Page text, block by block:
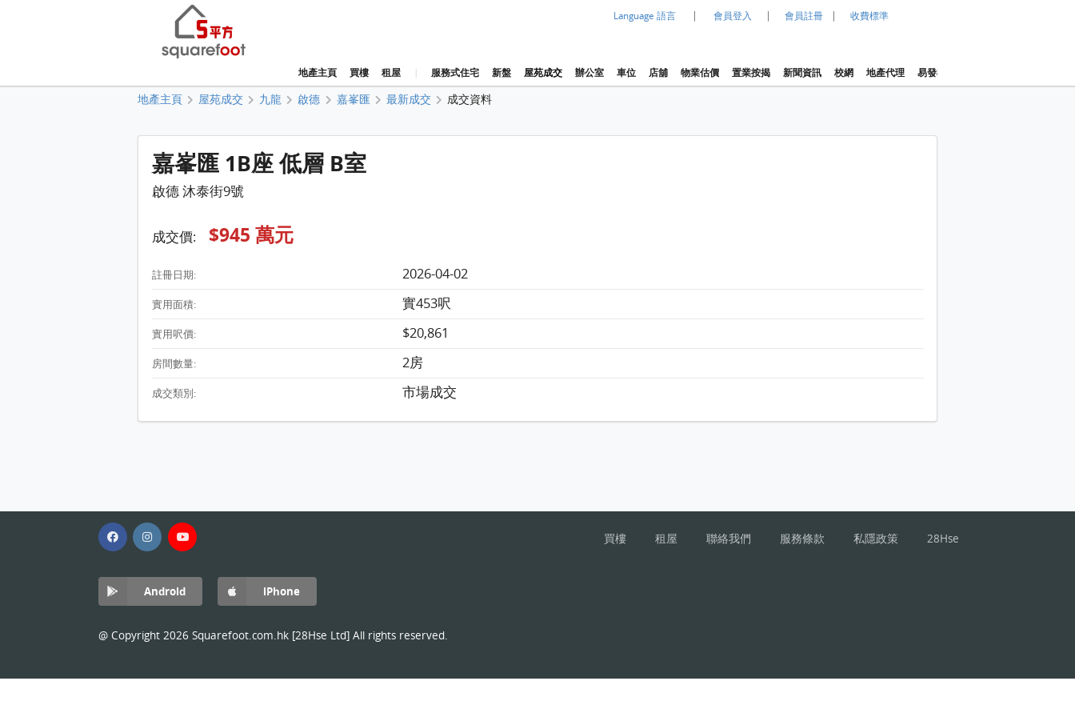
Language 語言 | 會員登入 | 會員註冊 | 收費標準
地產主頁 買樓 租屋 | 服務式住宅 新盤 屋苑成交 辦公室 車位 店舖 物業估價 置業按揭 新聞資訊 校網 地產代理 易發樓價指數
地產主頁 屋苑成交 九龍 啟德 嘉峯匯 最新成交 成交資料
嘉峯匯 1B座 低層 B室
啟德 沐泰街9號
成交價: $945 萬元
註冊日期: 2026-04-02
實用面積: 實453呎
實用呎價: $20,861
房間數量: 2房
成交類別: 市場成交
買樓 租屋 聯絡我們 服務條款 私隱政策 28Hse
Android iPhone
@ Copyright 2026 Squarefoot.com.hk [28Hse Ltd] All rights reserved.